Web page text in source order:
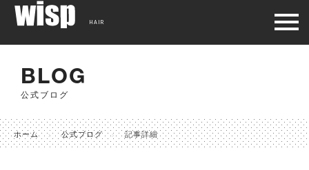
BLOG
公式ブログ
ホーム 公式ブログ 記事詳細
HAIR